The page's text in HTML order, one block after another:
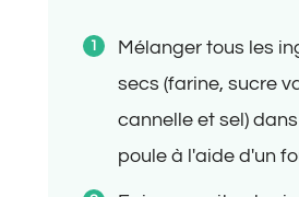
Mélanger tous les
secs (farine, sucre
cannelle et sel)
poule à l'aide d'un